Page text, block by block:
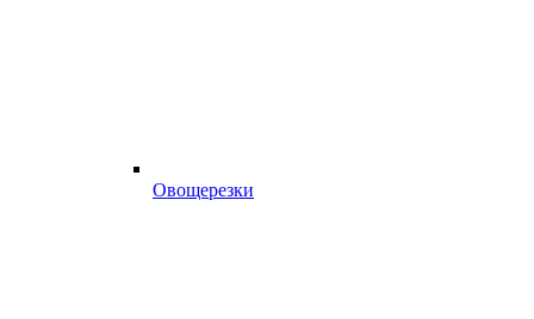
Овощерезки